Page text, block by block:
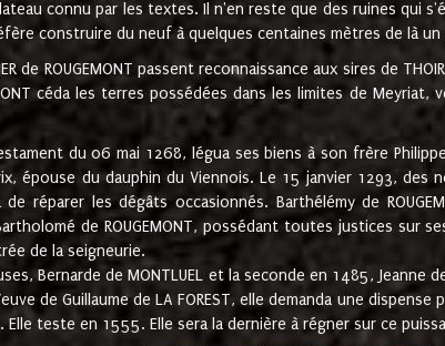
connu par les textes. Il n'en reste que des ruines qui
construire du neuf à quelques centaines mètres de là un
de ROUGEMONT passent reconnaissance aux sires de
céda les terres possédées dans les limites de Meyriat,
du 06 mai 1268, légua ses biens à son frère
épouse du dauphin du Viennois. Le 15 janvier 1293, des
réparer les dégâts occasionnés. Barthélémy de
de ROUGEMONT, possédant toutes justices
de la seigneurie.
Bernarde de MONTLUEL et la seconde en 1485,
de Guillaume de LA FOREST, elle demanda une
teste en 1555. Elle sera la dernière à régner sur ce